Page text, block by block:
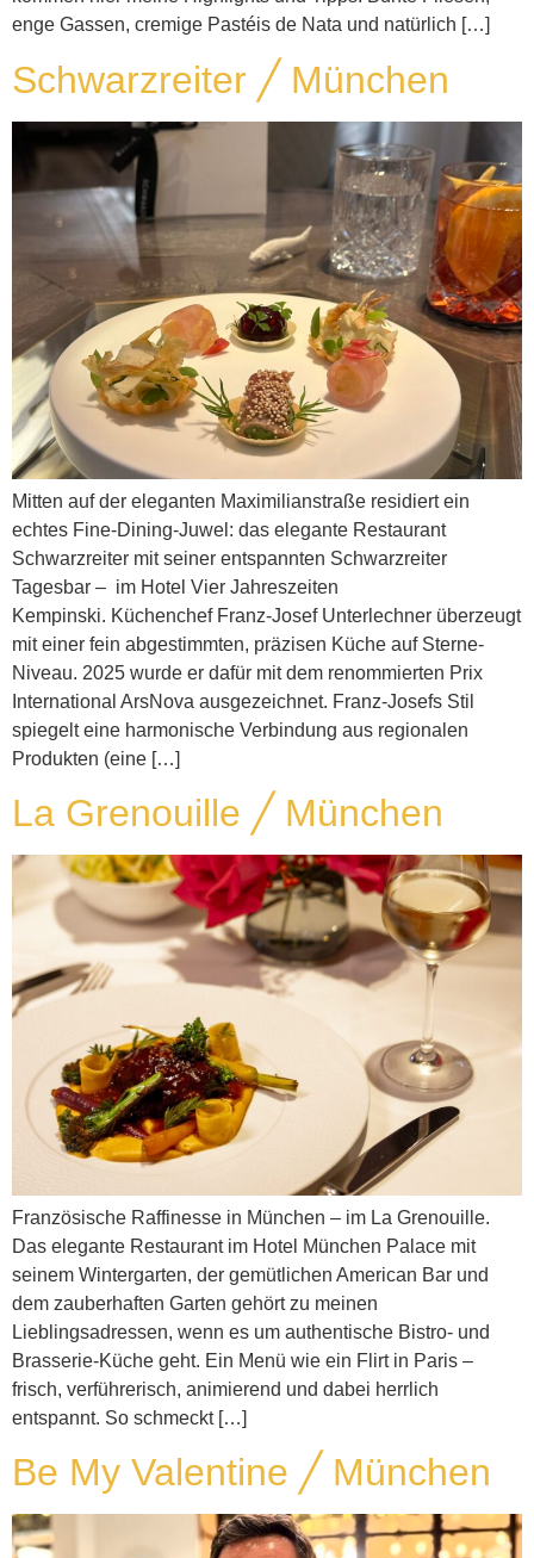
enge Gassen, cremige Pastéis de Nata und natürlich […]
Schwarzreiter ╱ München
Mitten auf der eleganten Maximilianstraße residiert ein
echtes Fine-Dining-Juwel: das elegante Restaurant
Schwarzreiter mit seiner entspannten Schwarzreiter
Tagesbar – im Hotel Vier Jahreszeiten
Kempinski. Küchenchef Franz-Josef Unterlechner überzeugt
mit einer fein abgestimmten, präzisen Küche auf Sterne-
Niveau. 2025 wurde er dafür mit dem renommierten Prix
International ArsNova ausgezeichnet. Franz-Josefs Stil
spiegelt eine harmonische Verbindung aus regionalen
Produkten (eine […]
La Grenouille ╱ München
Französische Raffinesse in München – im La Grenouille.
Das elegante Restaurant im Hotel München Palace mit
seinem Wintergarten, der gemütlichen American Bar und
dem zauberhaften Garten gehört zu meinen
Lieblingsadressen, wenn es um authentische Bistro- und
Brasserie-Küche geht. Ein Menü wie ein Flirt in Paris –
frisch, verführerisch, animierend und dabei herrlich
entspannt. So schmeckt […]
Be My Valentine ╱ München